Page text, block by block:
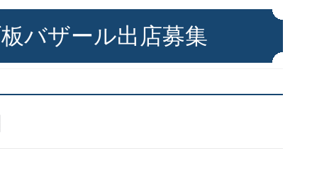
バザール出店募集